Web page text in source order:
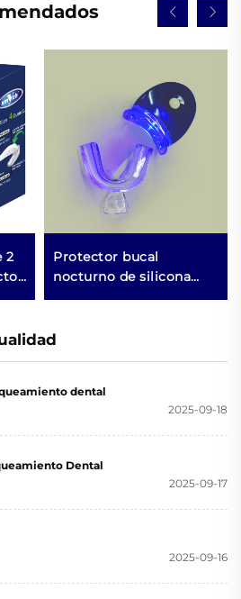
2
Protector bucal
nocturno de silicona
dental a precio de
apretar los dientes,
blanqueamiento dental
dental
2025-09-18
Dental
2025-09-17
2025-09-16